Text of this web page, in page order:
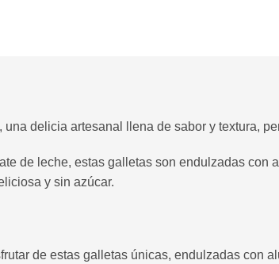
delicia artesanal llena de sabor y textura,
de leche, estas galletas son endulzadas
y sin azúcar.
de estas galletas únicas, endulzadas con